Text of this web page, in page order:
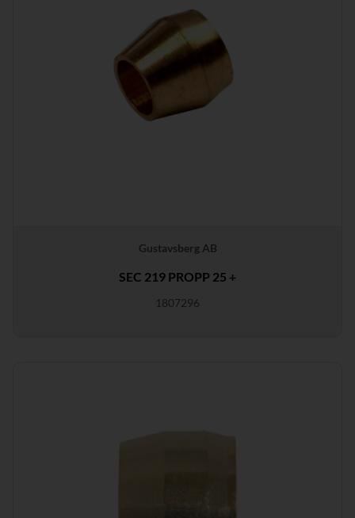
Gustavsberg AB
SEC 219 PROPP 25 +
1807296